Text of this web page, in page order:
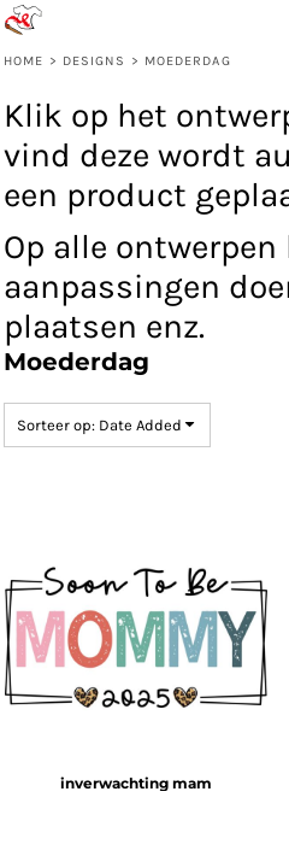
HOME > DESIGNS > MOEDERDAG
Klik op het
vind deze wordt
een product
Op alle
aanpassingen
plaatsen enz.
Moederdag
Sorteer op: Date Added
inverwachting mam
Standaard
Date Added